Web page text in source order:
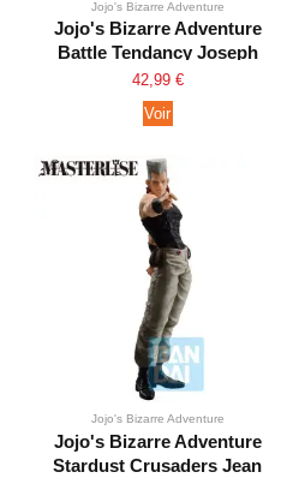
Jojo's Bizarre Adventure
Jojo's Bizarre Adventure
Battle Tendancy Joseph
Joestar Pop Up Parade
42,99 €
Voir
Jojo's Bizarre Adventure
Jojo's Bizarre Adventure
Stardust Crusaders Jean